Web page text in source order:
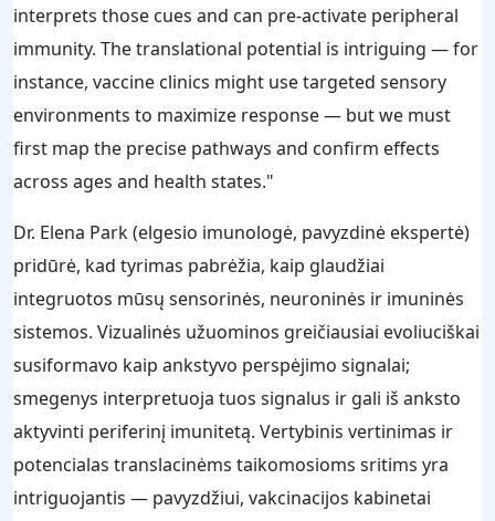
interprets those cues and can pre-activate peripheral
immunity. The translational potential is intriguing — for
instance, vaccine clinics might use targeted sensory
environments to maximize response — but we must
first map the precise pathways and confirm effects
across ages and health states."
Dr. Elena Park (elgesio imunologė, pavyzdinė ekspertė)
pridūrė, kad tyrimas pabrėžia, kaip glaudžiai
integruotos mūsų sensorinės, neuroninės ir imuninės
sistemos. Vizualinės užuominos greičiausiai evoliuciškai
susiformavo kaip ankstyvo perspėjimo signalai;
smegenys interpretuoja tuos signalus ir gali iš anksto
aktyvinti periferinį imunitetą. Vertybinis vertinimas ir
potencialas translacinėms taikomosioms sritims yra
intriguojantis — pavyzdžiui, vakcinacijos kabinetai